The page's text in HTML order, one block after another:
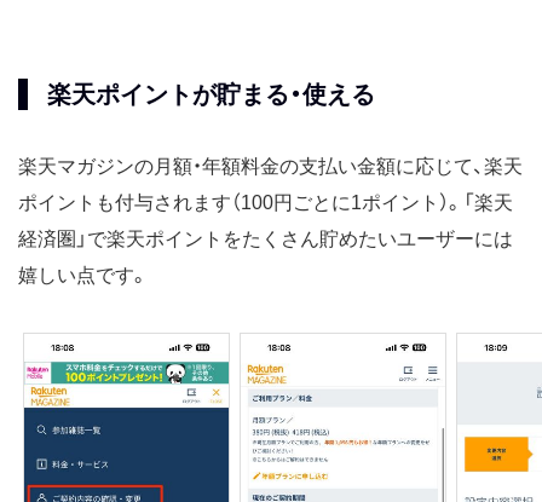
楽天ポイントが貯まる・使える
楽天マガジンの月額・年額料金の支払い金額に応じて、楽天
ポイントも付与されます（100円ごとに1ポイント）。「楽天
経済圏」で楽天ポイントをたくさん貯めたいユーザーには
嬉しい点です。